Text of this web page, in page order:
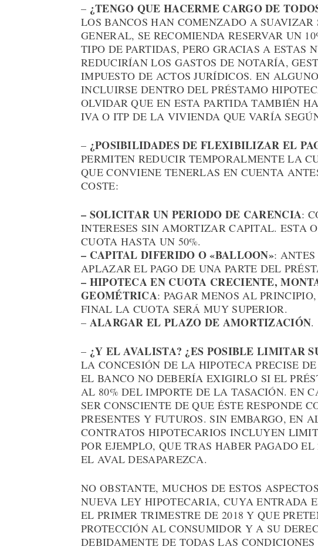
– ¿TENGO QUE HACERME CARGO DE
LOS BANCOS HAN COMENZADO A SUAVIZAR
GENERAL, SE RECOMIENDA RESERVAR UN
TIPO DE PARTIDAS, PERO GRACIAS A ESTAS
REDUCIRÍAN LOS GASTOS DE NOTARÍA,
IMPUESTO DE ACTOS JURÍDICOS. EN
INCLUIRSE DENTRO DEL PRÉSTAMO
OLVIDAR QUE EN ESTA PARTIDA TAMBIÉN
IVA O ITP DE LA VIVIENDA QUE VARÍA
– ¿POSIBILIDADES DE FLEXIBILIZAR EL
PERMITEN REDUCIR TEMPORALMENTE LA
QUE CONVIENE TENERLAS EN CUENTA
COSTE:
– SOLICITAR UN PERIODO DE CARENCIA:
INTERESES SIN AMORTIZAR CAPITAL. ESTA
CUOTA HASTA UN 50%.
– CAPITAL DIFERIDO O «BALLOON»:
APLAZAR EL PAGO DE UNA PARTE DEL
– HIPOTECA EN CUOTA CRECIENTE,
GEOMÉTRICA: PAGAR MENOS AL
FINAL LA CUOTA SERÁ MUY SUPERIOR.
– ALARGAR EL PLAZO DE AMORTIZACIÓN.
– ¿Y EL AVALISTA? ¿ES POSIBLE LIMITAR
LA CONCESIÓN DE LA HIPOTECA PRECISE
EL BANCO NO DEBERÍA EXIGIRLO SI EL
AL 80% DEL IMPORTE DE LA TASACIÓN. EN
SER CONSCIENTE DE QUE ÉSTE RESPONDE
PRESENTES Y FUTUROS. SIN EMBARGO, EN
CONTRATOS HIPOTECARIOS INCLUYEN
POR EJEMPLO, QUE TRAS HABER PAGADO
EL AVAL DESAPAREZCA.
NO OBSTANTE, MUCHOS DE ESTOS
NUEVA LEY HIPOTECARIA, CUYA ENTRADA
EL PRIMER TRIMESTRE DE 2018 Y QUE
PROTECCIÓN AL CONSUMIDOR Y A SU
DEBIDAMENTE DE TODAS LAS